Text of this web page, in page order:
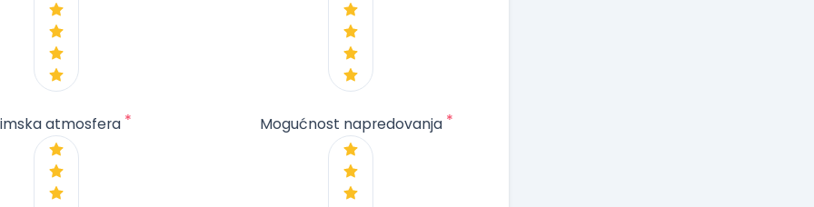
atmosfera * Mogućnost napredovanja *